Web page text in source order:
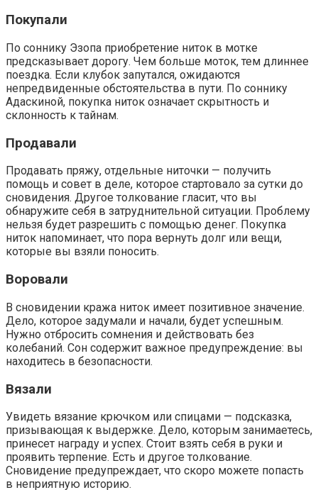
Покупали
По соннику Эзопа приобретение ниток в мотке
предсказывает дорогу. Чем больше моток, тем длиннее
поездка. Если клубок запутался, ожидаются
непредвиденные обстоятельства в пути. По соннику
Адаскиной, покупка ниток означает скрытность и
склонность к тайнам.
Продавали
Продавать пряжу, отдельные ниточки — получить
помощь и совет в деле, которое стартовало за сутки до
сновидения. Другое толкование гласит, что вы
обнаружите себя в затруднительной ситуации. Проблему
нельзя будет разрешить с помощью денег. Покупка
ниток напоминает, что пора вернуть долг или вещи,
которые вы взяли поносить.
Воровали
В сновидении кража ниток имеет позитивное значение.
Дело, которое задумали и начали, будет успешным.
Нужно отбросить сомнения и действовать без
колебаний. Сон содержит важное предупреждение: вы
находитесь в безопасности.
Вязали
Увидеть вязание крючком или спицами — подсказка,
призывающая к выдержке. Дело, которым занимаетесь,
принесет награду и успех. Стоит взять себя в руки и
проявить терпение. Есть и другое толкование.
Сновидение предупреждает, что скоро можете попасть
в неприятную историю.